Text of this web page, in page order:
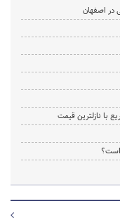
در اصفهان
با نازلترین قیمت
است؟